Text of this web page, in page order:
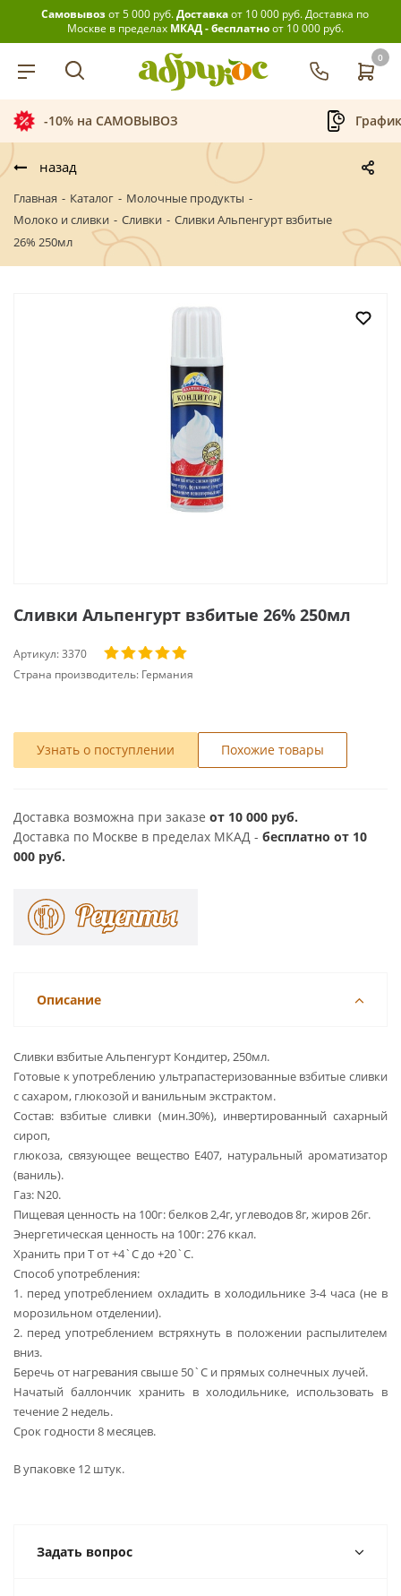
Самовывозот 5 000 руб.Доставкаот 10 000 руб.Доставка по
Москве в пределах МКАД - бесплатноот 10 000 руб.
0
-10% на САМОВЫВОЗ
назад
Главная - Каталог - Молочные продукты -
Молоко и сливки - Сливки - Сливки Альпенгурт взбитые
26% 250мл
Сливки Альпенгурт взбитые 26% 250мл
Артикул:3370
Страна производитель: Германия
Узнать о поступлении Похожие товары
Доставка возможна при заказе от 10 000 руб.
Доставка по Москве в пределах МКАД - бесплатно от 10
000 руб.
Описание
Сливки взбитые Альпенгурт Кондитер, 250мл.
Готовые к употреблению ультрапастеризованные взбитые сливки
с сахаром, глюкозой и ванильным экстрактом.
Состав: взбитые сливки (мин.30%), инвертированный сахарный
сироп,
глюкоза, связующее вещество Е407, натуральный ароматизатор
(ваниль).
Газ: N20.
Пищевая ценность на 100г: белков 2,4г, углеводов 8г, жиров 26г.
Энергетическая ценность на 100г: 276 ккал.
Хранить при Т от +4`С до +20`C.
Способ употребления:
1. перед употреблением охладить в холодильнике 3-4 часа (не в
морозильном отделении).
2. перед употреблением встряхнуть в положении распылителем
вниз.
Беречь от нагревания свыше 50`C и прямых солнечных лучей.
Начатый баллончик хранить в холодильнике, использовать в
течение 2 недель.
Срок годности 8 месяцев.
В упаковке 12 штук.
Задать вопрос